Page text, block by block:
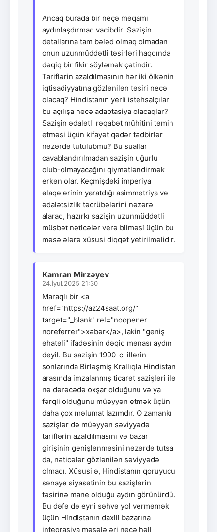
Ancaq burada bir neçə məqamı
aydınlaşdırmaq vacibdir: Sazişin
detallarına tam bələd olmaq olmadan
onun uzunmüddətli təsirləri haqqında
dəqiq bir fikir söyləmək çətindir.
Tariflərin azaldılmasının hər iki ölkənin
iqtisadiyyatına gözlənilən təsiri necə
olacaq? Hindistanın yerli istehsalçıları
bu açılışa necə adaptasiya olacaqlar?
Sazişin ədalətli rəqabət mühitini təmin
etməsi üçün kifayət qədər tədbirlər
nəzərdə tutulubmu? Bu suallar
cavablandırılmadan sazişin uğurlu
olub-olmayacağını qiymətləndirmək
erkən olar. Keçmişdəki imperiya
əlaqələrinin yaratdığı asimmetriya və
ədalətsizlik təcrübələrini nəzərə
alaraq, hazırkı sazişin uzunmüddətli
müsbət nəticələr verə bilməsi üçün bu
məsələlərə xüsusi diqqət yetirilməlidir.
Kamran Mirzəyev
24.İyul.2025 21:30
Maraqlı bir <a
href="https://az24saat.org/"
target="_blank" rel="noopener
noreferrer">xəbər</a>, lakin "geniş
əhatəli" ifadəsinin dəqiq mənası aydın
deyil. Bu sazişin 1990-cı illərin
sonlarında Birləşmiş Krallıqla Hindistan
arasında imzalanmış ticarət sazişləri ilə
nə dərəcədə oxşar olduğunu və ya
fərqli olduğunu müəyyən etmək üçün
daha çox məlumat lazımdır. O zamankı
sazişlər də müəyyən səviyyədə
tariflərin azaldılmasını və bazar
girişinin genişlənməsini nəzərdə tutsa
da, nəticələr gözlənilən səviyyədə
olmadı. Xüsusilə, Hindistanın qoruyucu
sənaye siyasətinin bu sazişlərin
təsirinə mane olduğu aydın görünürdü.
Bu dəfə də eyni səhvə yol verməmək
üçün Hindistanın daxili bazarına
inteqrasiya məsələləri necə həll